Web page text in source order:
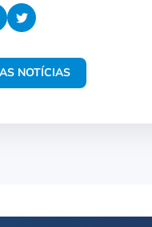
NOTÍCIAS